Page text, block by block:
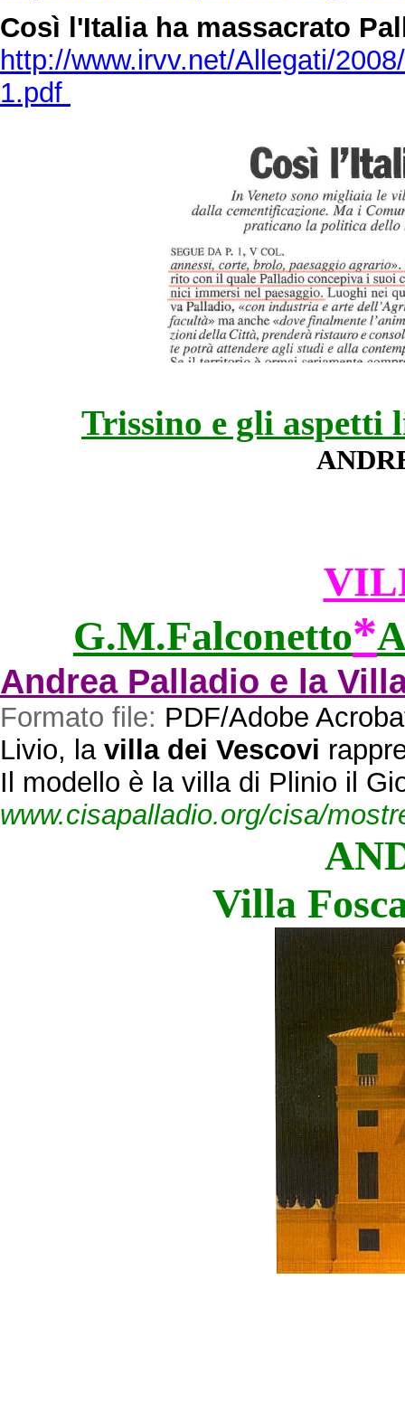
Così l'Italia ha massacrato
http://www.irvv.net/Allegati/
1.pdf
Trissino e gli
G.M.Falconetto*
Andrea Palladio e la
Formato file: PDF/Adobe
Livio, la villa dei Vescovi
Il modello è la villa di Plinio il
www.cisapalladio.org/cisa/
Villa